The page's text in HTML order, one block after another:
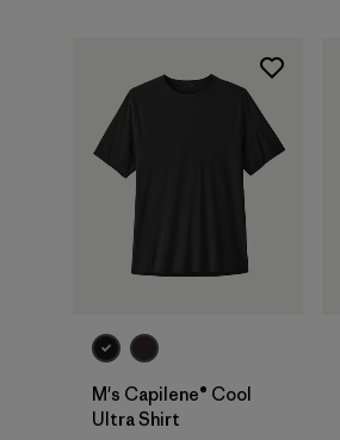
M's Capilene® Cool
Ultra Shirt